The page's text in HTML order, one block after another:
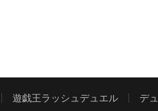
遊戯王ラッシュデュエル デ